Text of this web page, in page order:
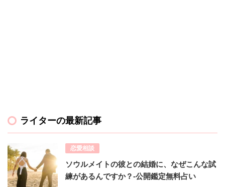
ライターの最新記事
恋愛相談
ソウルメイトの彼との結婚に、なぜこんな試
練があるんですか？-公開鑑定無料占い